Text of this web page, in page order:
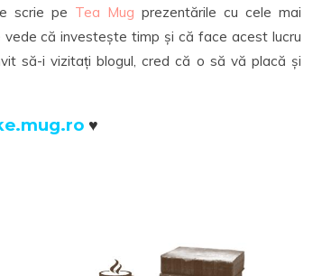
scrie pe Tea Mug prezentările cu cele mai
că investește timp și că face acest lucru
să-i vizitați blogul, cred că o să vă placă și
♥